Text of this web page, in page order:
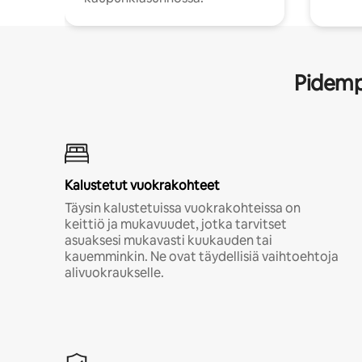
Kalustetut vuokrakohteet
Täysin kalustetuissa vuokrakohteissa on
keittiö ja mukavuudet, jotka tarvitset
asuaksesi mukavasti kuukauden tai
kauemminkin. Ne ovat täydellisiä vaihtoehtoja
alivuokraukselle.